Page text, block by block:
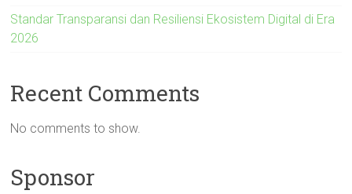
Standar Transparansi dan Resiliensi Ekosistem Digital di Era
2026
Recent Comments
No comments to show.
Sponsor